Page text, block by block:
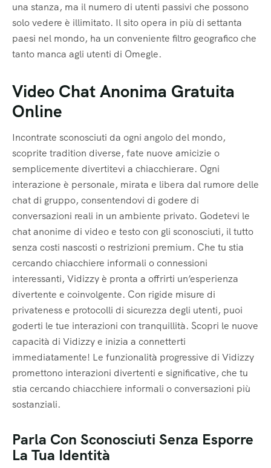
una stanza, ma il numero di utenti passivi che possono
solo vedere è illimitato. Il sito opera in più di settanta
paesi nel mondo, ha un conveniente filtro geografico che
tanto manca agli utenti di Omegle.
Video Chat Anonima Gratuita
Online
Incontrate sconosciuti da ogni angolo del mondo,
scoprite tradition diverse, fate nuove amicizie o
semplicemente divertitevi a chiacchierare. Ogni
interazione è personale, mirata e libera dal rumore delle
chat di gruppo, consentendovi di godere di
conversazioni reali in un ambiente privato. Godetevi le
chat anonime di video e testo con gli sconosciuti, il tutto
senza costi nascosti o restrizioni premium. Che tu stia
cercando chiacchiere informali o connessioni
interessanti, Vidizzy è pronta a offrirti un’esperienza
divertente e coinvolgente. Con rigide misure di
privateness e protocolli di sicurezza degli utenti, puoi
goderti le tue interazioni con tranquillità. Scopri le nuove
capacità di Vidizzy e inizia a connetterti
immediatamente! Le funzionalità progressive di Vidizzy
promettono interazioni divertenti e significative, che tu
stia cercando chiacchiere informali o conversazioni più
sostanziali.
Parla Con Sconosciuti Senza Esporre
La Tua Identità